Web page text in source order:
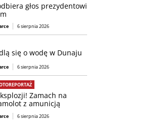
głos prezydentowi
6 sierpnia 2026
się o wodę w Dunaju
6 sierpnia 2026
Zamach na
z amunicją
6 sierpnia 2026